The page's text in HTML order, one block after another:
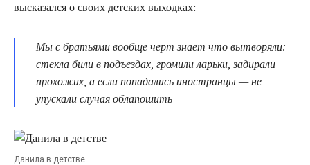
высказался о своих детских выходках:
Мы с братьями вообще черт знает что вытворяли:
стекла били в подъездах, громили ларьки, задирали
прохожих, а если попадались иностранцы — не
упускали случая облапошить
Данила в детстве